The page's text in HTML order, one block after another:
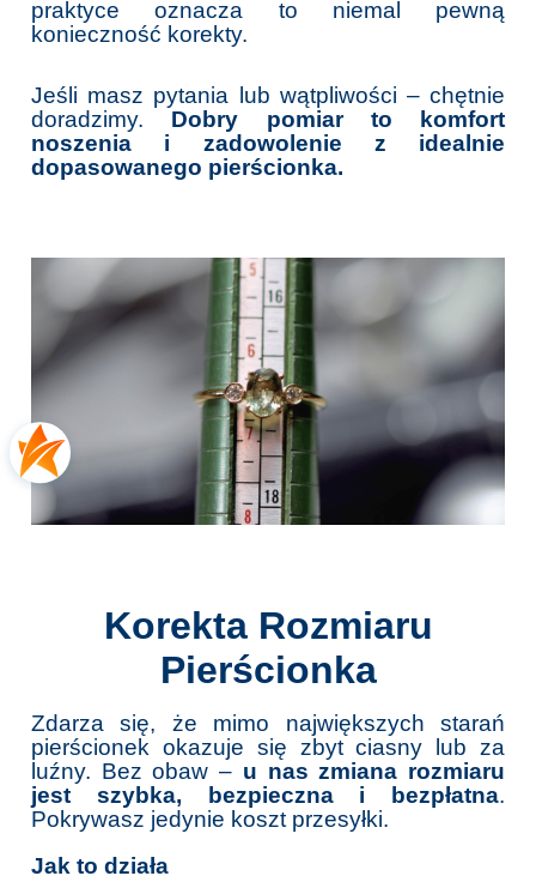
praktyce oznacza to niemal pewną
konieczność korekty.
Jeśli masz pytania lub wątpliwości – chętnie
doradzimy. Dobry pomiar to komfort
noszenia i zadowolenie z idealnie
dopasowanego pierścionka.
Korekta Rozmiaru
Pierścionka
Zdarza się, że mimo największych starań
pierścionek okazuje się zbyt ciasny lub za
luźny. Bez obaw – u nas zmiana rozmiaru
jest szybka, bezpieczna i bezpłatna.
Pokrywasz jedynie koszt przesyłki.
Jak to działa